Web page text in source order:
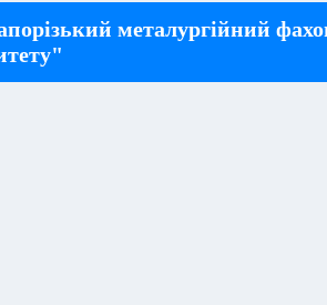
металургійний